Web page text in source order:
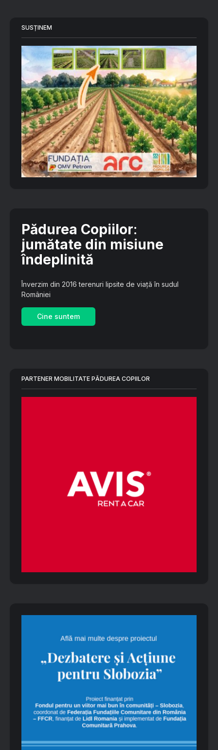
SUSȚINEM
Pădurea Copiilor:
jumătate din misiune
îndeplinită
Înverzim din 2016 terenuri lipsite de viață în sudul
României
Cine suntem
PARTENER MOBILITATE PĂDUREA COPIILOR